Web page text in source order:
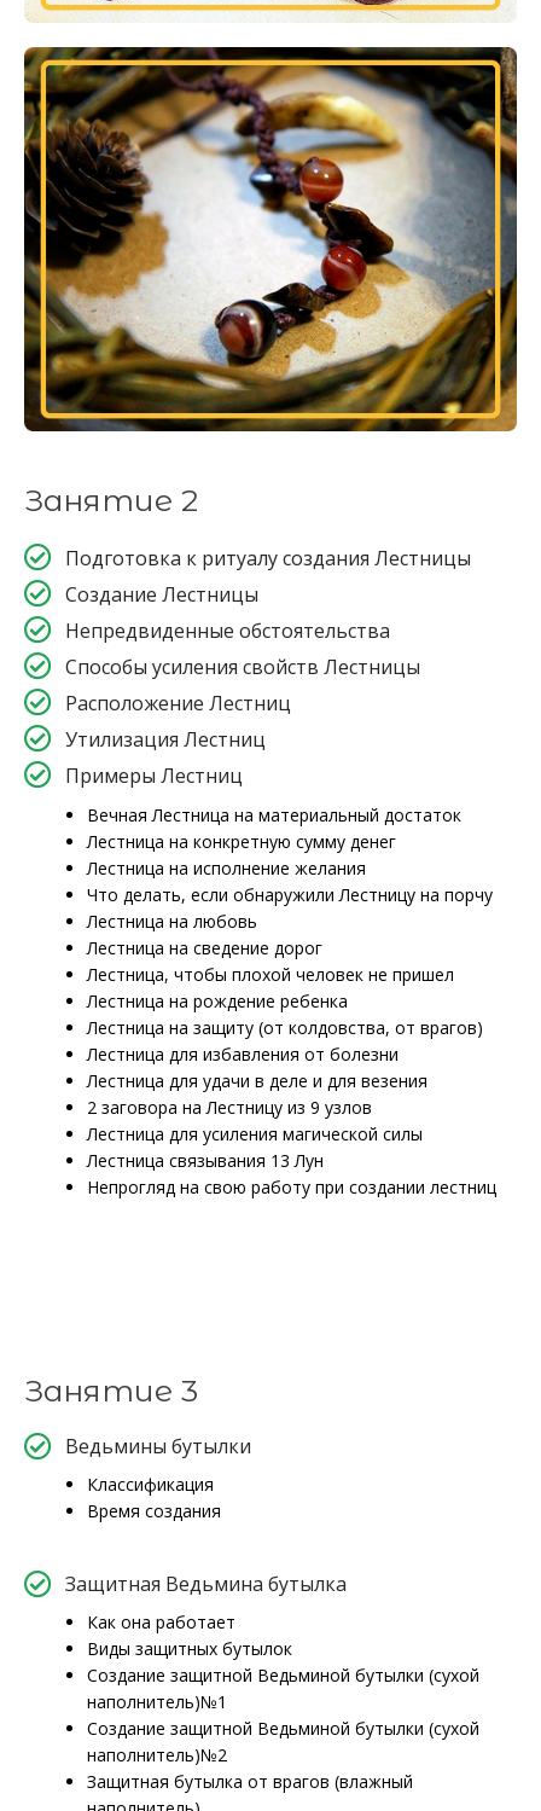
Занятие 2
Подготовка к ритуалу создания Лестницы
Создание Лестницы
Непредвиденные обстоятельства
Способы усиления свойств Лестницы
Расположение Лестниц
Утилизация Лестниц
Примеры Лестниц
Вечная Лестница на материальный достаток
Лестница на конкретную сумму денег
Лестница на исполнение желания
Что делать, если обнаружили Лестницу на порчу
Лестница на любовь
Лестница на сведение дорог
Лестница, чтобы плохой человек не пришел
Лестница на рождение ребенка
Лестница на защиту (от колдовства, от врагов)
Лестница для избавления от болезни
Лестница для удачи в деле и для везения
2 заговора на Лестницу из 9 узлов
Лестница для усиления магической силы
Лестница связывания 13 Лун
Непрогляд на свою работу при создании лестниц
Занятие 3
Ведьмины бутылки
Классификация
Время создания
Защитная Ведьмина бутылка
Как она работает
Виды защитных бутылок
Создание защитной Ведьминой бутылки (сухой
наполнитель)№1
Создание защитной Ведьминой бутылки (сухой
наполнитель)№2
Защитная бутылка от врагов (влажный